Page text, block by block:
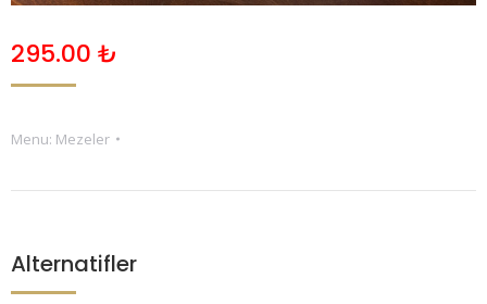
295.00 ₺
Menu: Mezeler
Alternatifler